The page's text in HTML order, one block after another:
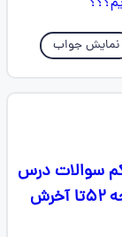
نمایش جواب
سوالات درس
دوم روانشناسی یازدهم انسانی رو از صفحه ۵۲تا آخرش